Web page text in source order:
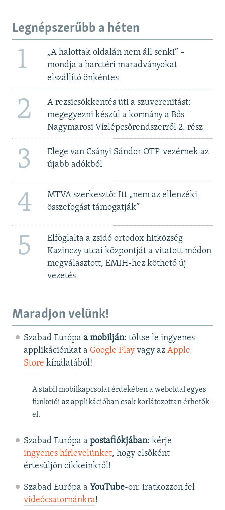
Legnépszerűbb a héten
1
„A halottak oldalán nem áll senki” –
mondja a harctéri maradványokat
elszállító önkéntes
2
A rezsicsökkentés üti a szuverenitást:
megegyezni készül a kormány a Bős-
Nagymarosi Vízlépcsőrendszerről 2. rész
3
Elege van Csányi Sándor OTP-vezérnek az
újabb adókból
4
MTVA szerkesztő: Itt „nem az ellenzéki
összefogást támogatják”
5
Elfoglalta a zsidó ortodox hitközség
Kazinczy utcai központját a vitatott módon
megválasztott, EMIH-hez köthető új
vezetés
Maradjon velünk!
Szabad Európa a mobilján: töltse le ingyenes
applikációnkat a Google Playvagy az Apple
Store kínálatából!
A stabil mobilkapcsolat érdekében a weboldal egyes
funkciói az applikációban csak korlátozottan érhetők
el.
Szabad Európa a postafiókjában: kérje
ingyenes hírlevelünket, hogy elsőként
értesüljön cikkeinkről!
Szabad Európa a YouTube-on: iratkozzon fel
videócsatornánkra!